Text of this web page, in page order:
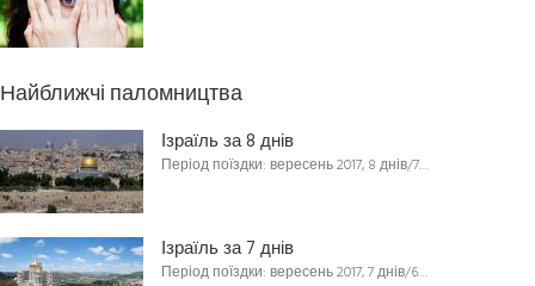
Найближчі паломництва
Ізраїль за 8 днів
Період поїздки: вересень 2017, 8 днів/7…
Ізраїль за 7 днів
Період поїздки: вересень 2017, 7 днів/6…